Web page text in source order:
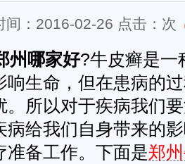
间：2016-02-26 点击： 次
州哪家好?牛皮癣是一
响生命，但在患病的
。所以对于疾病我们
病给我们自身带来的
准备工作。下面是郑